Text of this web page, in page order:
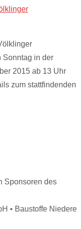
Sonntag in der
2015 ab 13 Uhr
zum stattfindenden
Sponsoren des
Baustoffe Niederer